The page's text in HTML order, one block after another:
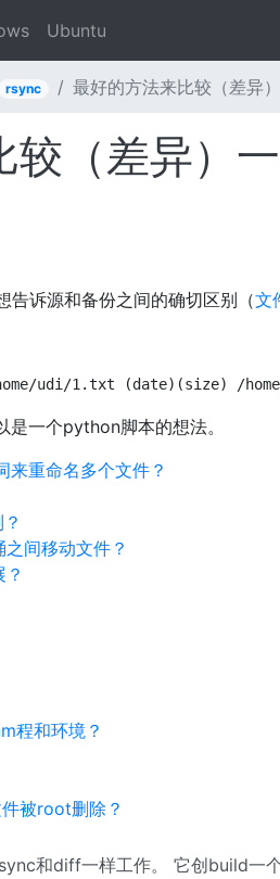
Ubuntu
rsync 最好的方法来比较（差异
（差异）
告诉源和备份之间的确切区别（文
udi/1.txt (date)(size) /
一个python脚本的想法。
重命名多个文件？
间移动文件？
程和环境？
被root删除？
和diff一样工作。 它创build一